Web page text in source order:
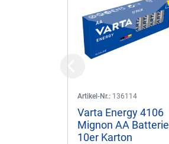
Artikel-Nr.: 136114
Varta Energy 4106
Mignon AA Batterie
10er Karton